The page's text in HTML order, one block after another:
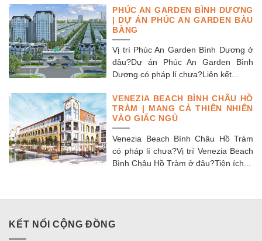
PHÚC AN GARDEN BÌNH DƯƠNG
| DỰ ÁN PHÚC AN GARDEN BÀU
BÀNG
Vị trí Phúc An Garden Bình Dương ở
đâu?Dự án Phúc An Garden Bình
Dương có pháp lí chưa?Liên kết...
VENEZIA BEACH BÌNH CHÂU HỒ
TRÀM | MANG CẢ THIÊN NHIÊN
VÀO GIẤC NGỦ
Venezia Beach Bình Châu Hồ Tràm
có pháp lí chưa?Vị trí Venezia Beach
Bình Châu Hồ Tràm ở đâu?Tiện ích...
KẾT NỐI CỘNG ĐỒNG